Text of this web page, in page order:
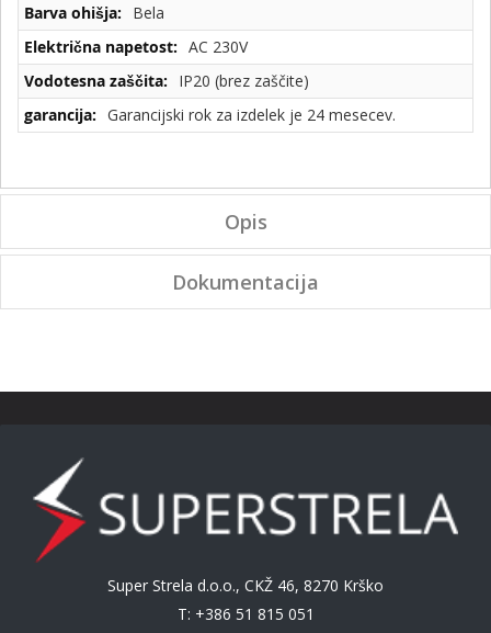
Bela
AC 230V
IP20 (brez zaščite)
Garancijski rok za izdelek je 24 mesecev.
Opis
Dokumentacija
Super Strela d.o.o., CKŽ 46, 8270 Krško
T: +386 51 815 051